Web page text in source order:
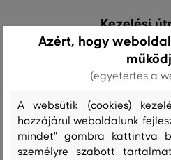
Kezelési
FEHÉRÍTÉS
Ajánlott
Azért, hogy
(egyetértés a
A websütik (cookies)
hozzájárul weboldalunk
mindet" gombra kattintva
személyre szabott